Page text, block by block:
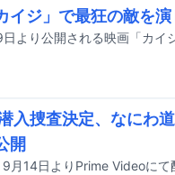
イジ」で最狂の敵を演
入捜査決定、なにわ
開